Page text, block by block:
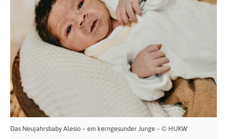
Das Neujahrsbaby Alesio – ein kerngesunder Junge – © HUKW